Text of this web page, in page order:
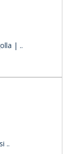
| ..
..